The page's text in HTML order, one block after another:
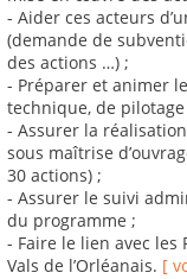
- Aider ces acteurs
(demande de
des actions …) ;
- Préparer et animer
technique, de
- Assurer la
sous maîtrise
30 actions) ;
- Assurer le suivi
du programme ;
- Faire le lien avec les
Vals de l’Orléanais. [